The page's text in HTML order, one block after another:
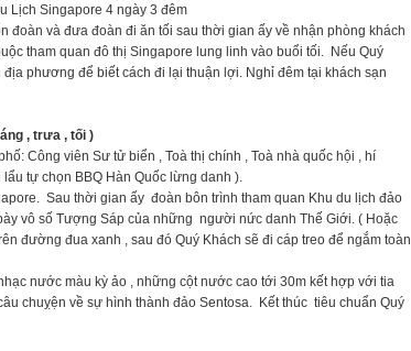
Lịch Singapore 4 ngày 3 đêm
và đưa đoàn đi ăn tối sau thời gian ấy về nhận phòng khách
tham quan đô thị Singapore lung linh vào buổi tối. Nếu Quý
phương để biết cách đi lại thuận lợi. Nghỉ đêm tại khách sạn
, trưa , tối )
Công viên Sư tử biển , Toà thị chính , Toà nhà quốc hội , hí
tự chọn BBQ Hàn Quốc lừng danh ).
Sau thời gian ấy đoàn bôn trình tham quan Khu du lịch đảo
vô số Tượng Sáp của những người nức danh Thế Giới. ( Hoặc
đường đua xanh , sau đó Quý Khách sẽ đi cáp treo để ngắm toàn
nước màu kỳ ảo , những cột nước cao tới 30m kết hợp với tia
chuỵện về sự hình thành đảo Sentosa. Kết thúc tiêu chuẩn Quý